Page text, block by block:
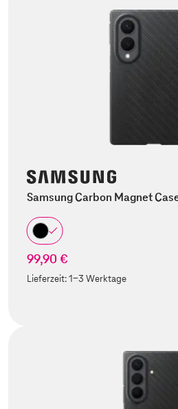
Samsung Carbon Magnet
99,90 €
Lieferzeit:1-3 Werktage